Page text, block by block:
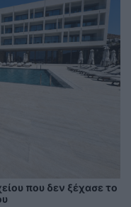
που δεν ξέχασε το